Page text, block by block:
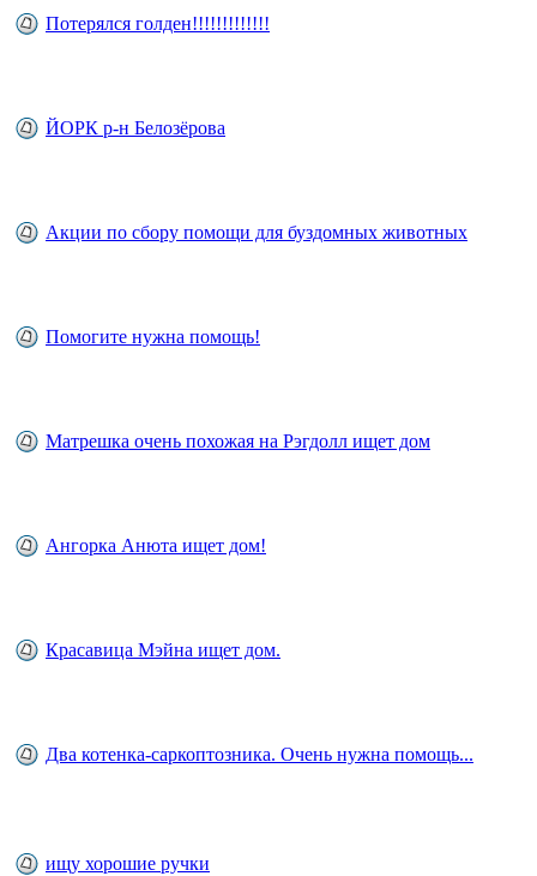
Потерялся голден!!!!!!!!!!!!!
ЙОРК р-н Белозёрова
Акции по сбору помощи для буздомных животных
Помогите нужна помощь!
Матрешка очень похожая на Рэгдолл ищет дом
Ангорка Анюта ищет дом!
Красавица Мэйна ищет дом.
Два котенка-саркоптозника. Очень нужна помощь...
ищу хорошие ручки